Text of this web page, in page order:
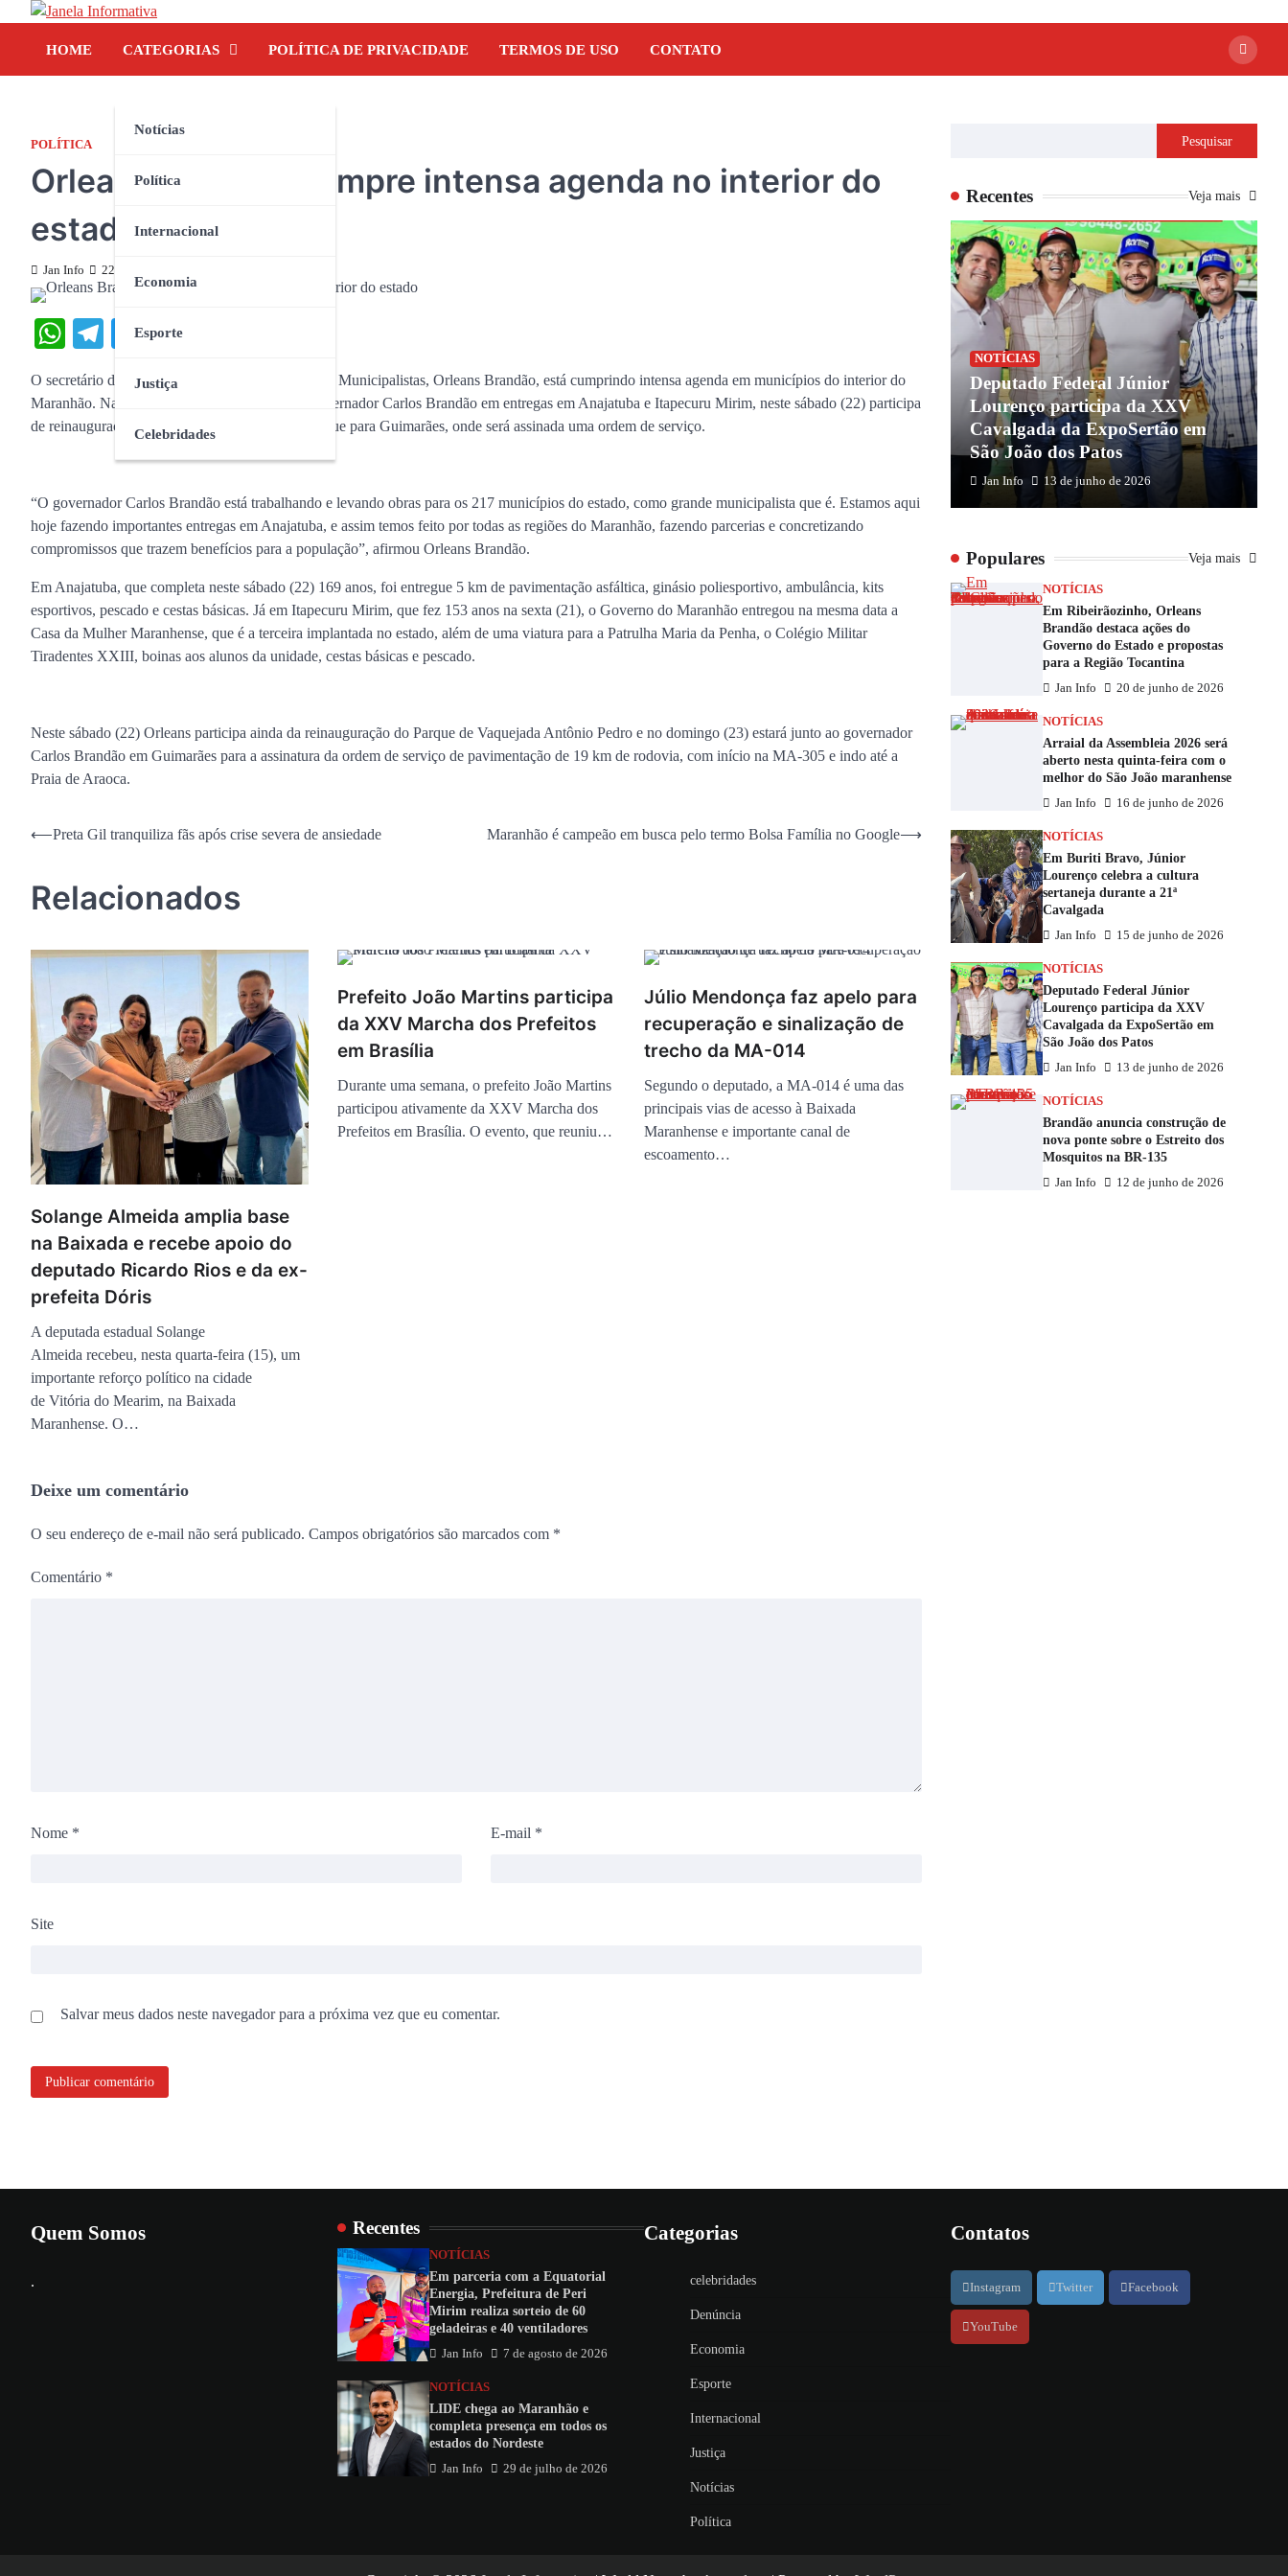
HOME CATEGORIAS
Notícias
Política
Internacional
Economia
Esporte
Justiça
Celebridades
POLÍTICA DE PRIVACIDADE TERMOS DE USO CONTATO
POLÍTICA
Orleans Brandão cumpre intensa agenda no interior do
estado
Jan Info 22 de julho de 2023
WhatsApp
Telegram
TwitterFacebook
O secretário de Estado Extraordinário de Assuntos Municipalistas, Orleans Brandão, está cumprindo intensa agenda em municípios do interior do
Maranhão. Na sexta-feira (21) acompanhou o governador Carlos Brandão em entregas em Anajatuba e Itapecuru Mirim, neste sábado (22) participa
de reinauguração em Paraibano e no domingo segue para Guimarães, onde será assinada uma ordem de serviço.
“O governador Carlos Brandão está trabalhando e levando obras para os 217 municípios do estado, como grande municipalista que é. Estamos aqui
hoje fazendo importantes entregas em Anajatuba, e assim temos feito por todas as regiões do Maranhão, fazendo parcerias e concretizando
compromissos que trazem benefícios para a população”, afirmou Orleans Brandão.
Em Anajatuba, que completa neste sábado (22) 169 anos, foi entregue 5 km de pavimentação asfáltica, ginásio poliesportivo, ambulância, kits
esportivos, pescado e cestas básicas. Já em Itapecuru Mirim, que fez 153 anos na sexta (21), o Governo do Maranhão entregou na mesma data a
Casa da Mulher Maranhense, que é a terceira implantada no estado, além de uma viatura para a Patrulha Maria da Penha, o Colégio Militar
Tiradentes XXIII, boinas aos alunos da unidade, cestas básicas e pescado.
Neste sábado (22) Orleans participa ainda da reinauguração do Parque de Vaquejada Antônio Pedro e no domingo (23) estará junto ao governador
Carlos Brandão em Guimarães para a assinatura da ordem de serviço de pavimentação de 19 km de rodovia, com início na MA-305 e indo até a
Praia de Araoca.
Navegação
Post
⟵Preta Gil tranquiliza fãs após crise severa de ansiedade Maranhão é campeão em busca pelo termo Bolsa Família no Google⟶
Relacionados
Solange Almeida amplia base
na Baixada e recebe apoio do
deputado Ricardo Rios e da ex-
prefeita Dóris
A deputada estadual Solange
Almeida recebeu, nesta quarta-feira (15), um
importante reforço político na cidade
de Vitória do Mearim, na Baixada
Maranhense. O…
Prefeito João Martins participa
da XXV Marcha dos Prefeitos
em Brasília
Durante uma semana, o prefeito João Martins
participou ativamente da XXV Marcha dos
Prefeitos em Brasília. O evento, que reuniu…
Júlio Mendonça faz apelo para
recuperação e sinalização de
trecho da MA-014
Segundo o deputado, a MA-014 é uma das
principais vias de acesso à Baixada
Maranhense e importante canal de
escoamento…
Deixe um comentário
O seu endereço de e-mail não será publicado. Campos obrigatórios são marcados com *
Comentário *
Nome * E-mail *
Site
Salvar meus dados neste navegador para a próxima vez que eu comentar.
Pesquisar
Recentes Veja mais
Pseudo-blogueiro da região de
Presidente Dutra estaria coagindo
empresário ligado ao Governo do
NOTÍCIAS
Deputado Federal Júnior
Lourenço participa da XXV
Cavalgada da ExpoSertão em
São João dos Patos
Jan Info 13 de junho de 2026
Populares Veja mais
NOTÍCIAS
Em Ribeirãozinho, Orleans
Brandão destaca ações do
Governo do Estado e propostas
para a Região Tocantina
Jan Info 20 de junho de 2026
NOTÍCIAS
Arraial da Assembleia 2026 será
aberto nesta quinta-feira com o
melhor do São João maranhense
Jan Info 16 de junho de 2026
NOTÍCIAS
Em Buriti Bravo, Júnior
Lourenço celebra a cultura
sertaneja durante a 21ª
Cavalgada
Jan Info 15 de junho de 2026
NOTÍCIAS
Deputado Federal Júnior
Lourenço participa da XXV
Cavalgada da ExpoSertão em
São João dos Patos
Jan Info 13 de junho de 2026
NOTÍCIAS
Brandão anuncia construção de
nova ponte sobre o Estreito dos
Mosquitos na BR-135
Jan Info 12 de junho de 2026
Quem Somos
.
Recentes
NOTÍCIAS
Em parceria com a Equatorial
Energia, Prefeitura de Peri
Mirim realiza sorteio de 60
geladeiras e 40 ventiladores
Jan Info 7 de agosto de 2026
NOTÍCIAS
LIDE chega ao Maranhão e
completa presença em todos os
estados do Nordeste
Jan Info 29 de julho de 2026
Categorias
celebridades
Denúncia
Economia
Esporte
Internacional
Justiça
Notícias
Política
Contatos
Instagram Twitter Facebook
YouTube